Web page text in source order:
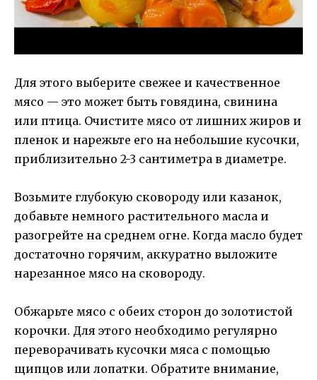
Для этого выберите свежее и качественное
мясо — это может быть говядина, свинина
или птица. Очистите мясо от лишних жиров и
пленок и нарежьте его на небольшие кусочки,
приблизительно 2-3 сантиметра в диаметре.
Возьмите глубокую сковороду или казанок,
добавьте немного растительного масла и
разогрейте на среднем огне. Когда масло будет
достаточно горячим, аккуратно выложите
нарезанное мясо на сковороду.
Обжарьте мясо с обеих сторон до золотистой
корочки. Для этого необходимо регулярно
переворачивать кусочки мяса с помощью
щипцов или лопатки. Обратите внимание,